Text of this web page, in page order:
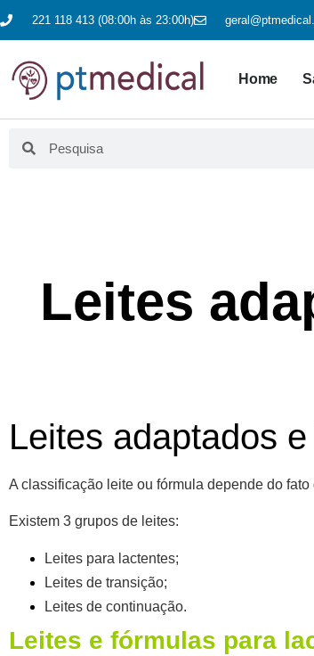
221 118 413 (08:00h às 23:00h)
Home
Leites
Leites adaptados
A classificação leite ou fórmula depende do
Existem 3 grupos de leites:
Leites para lactentes;
Leites de transição;
Leites de continuação.
Leites e fórmulas para